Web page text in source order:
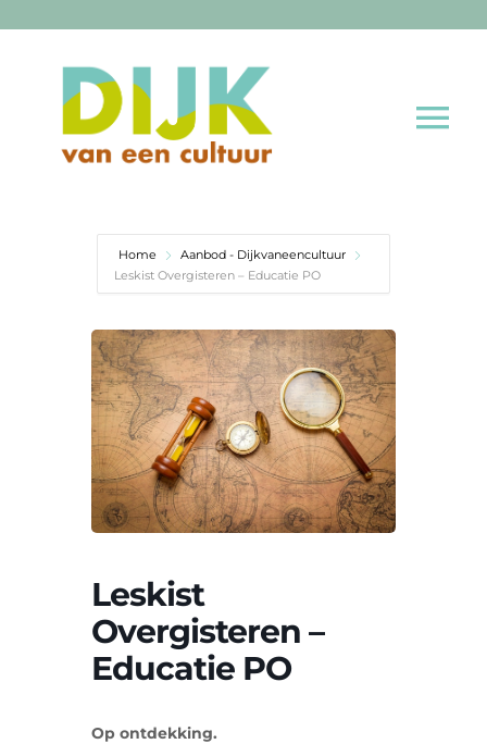
Cultuur educatie
Home
Aanbod - Dijkvaneencultuur
Leskist Overgisteren – Educatie PO
Leskist
Overgisteren –
Educatie PO
Op ontdekking.